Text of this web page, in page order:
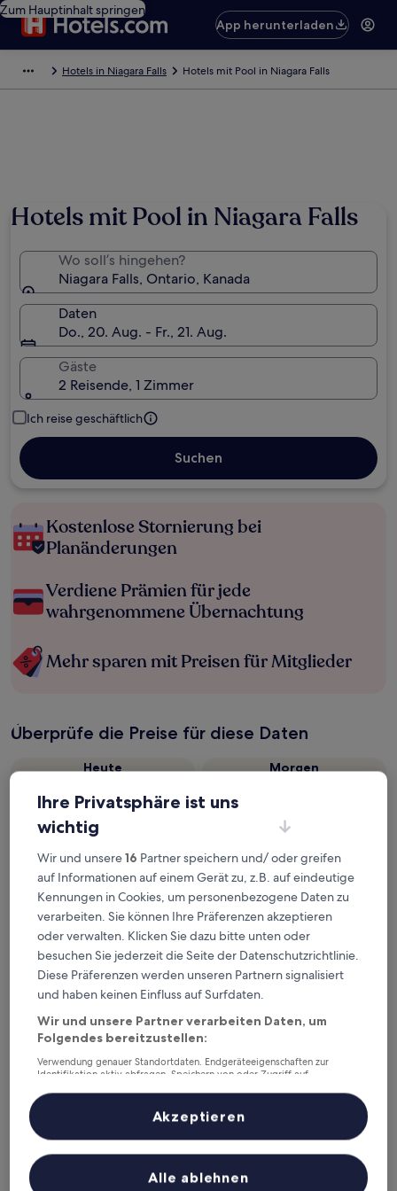
Zum Hauptinhalt springen
App herunterladen
Hotels in Niagara Falls Hotels mit Pool in Niagara Falls
Hotels mit Pool in Niagara Falls
Wo soll’s hingehen?
Niagara Falls, Ontario, Kanada
Daten
Do., 20. Aug. - Fr., 21. Aug.
Gäste
2 Reisende, 1 Zimmer
Ich reise geschäftlich
Suchen
Kostenlose Stornierung bei
Planänderungen
Verdiene Prämien für jede
wahrgenommene Übernachtung
Mehr sparen mit Preisen für Mitglieder
Überprüfe die Preise für diese Daten
Heute
Morgen
Dieses Wochenende
7. Aug. - 9. Aug.
Nächstes Wochenende
14. Aug. - 16. Aug.
Top 5 Hotels mit Pool in Niagara
Falls auf einen Blick
DoubleTree Fallsview Resort & Spa by Hilton Niagara Falls
Sterne-Hotel in Fallsview. Gästebewertung: 9,0/10 —
Wunderbar.
Hilton Niagara Falls/Fallsview Hotel & Suites— 4-Sterne-Hotel in
Fallsview. Gästebewertung: 8,0/10 — Sehr gut.
Marriott Niagara Falls Fallsview Hotel & Spa— 4-Sterne-Hotel in
Fallsview Süd. Gästebewertung: 8,6/10 — Hervorragend.
Hyatt Regency Niagara Falls Fallsview— 4-Sterne-Hotel in
Fallsview. Gästebewertung: 8,8/10 — Hervorragend.
Oban Inn— 4-Sterne-Hotel in Historisches Viertel.
Gästebewertung: 9,2/10 — Wunderbar.
Hotels mit Pool in Niagara Falls
Ihre Privatsphäre ist uns
wichtig
Wir und unsere16 Partner speichern und/ oder greifen
auf Informationen auf einem Gerät zu, z.B. auf eindeutige
Kennungen in Cookies, um personenbezogene Daten zu
verarbeiten. Sie können Ihre Präferenzen akzeptieren
oder verwalten. Klicken Sie dazu bitte unten oder
besuchen Sie jederzeit die Seite der Datenschutzrichtlinie.
Diese Präferenzen werden unseren Partnern signalisiert
und haben keinen Einfluss auf Surfdaten.
Wir und unsere Partner verarbeiten Daten, um
Folgendes bereitzustellen:
Verwendung genauer Standortdaten. Endgeräteeigenschaften zur
Identifikation aktiv abfragen. Speichern von oder Zugriff auf
Inhalte, Messung von Werbeleistung und der Performance von Inhalten,
Zielgruppenforschung sowie Entwicklung und Verbesserung von
Liste der Partner (Lieferanten)
Alle ablehnen
Akzeptieren